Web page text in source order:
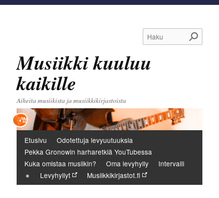
Haku
Musiikki kuuluu
kaikille
Aiheita musiikista ja musiikkikirjastoista
Päävalikko
Etusivu
Odotettuja levyuutuuksia
Pekka Gronowin harharetkiä YouTubessa
Kuka omistaa musiikin?
Oma levyhylly
Intervalli
Levyhyllyt
Musiikkikirjastot.fi